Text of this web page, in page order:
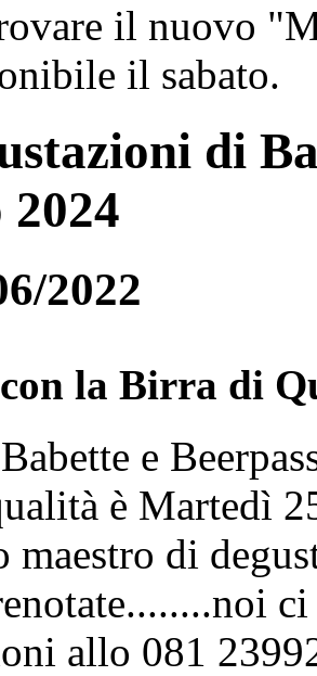
il nuovo
il sabato.
di
2022
la Birra di
e
è Martedì
maestro di
allo 081